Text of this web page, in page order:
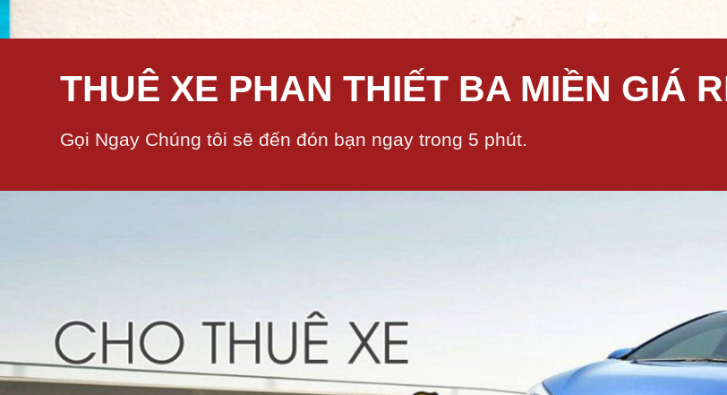
THUÊ XE PHAN THIẾT BA MIỀN GIÁ
Gọi Ngay Chúng tôi sẽ đến đón bạn ngay trong 5 phút.